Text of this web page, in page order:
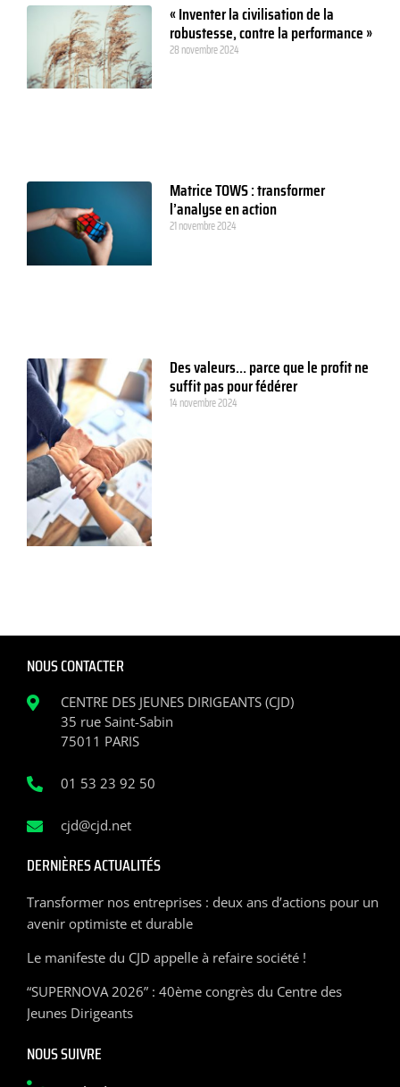
« Inventer la civilisation de la
robustesse, contre la performance »
28 novembre 2024
Matrice TOWS : transformer
l’analyse en action
21 novembre 2024
Des valeurs… parce que le profit ne
suffit pas pour fédérer
14 novembre 2024
NOUS CONTACTER
CENTRE DES JEUNES DIRIGEANTS (CJD)
35 rue Saint-Sabin
75011 PARIS
01 53 23 92 50
cjd@cjd.net
DERNIÈRES ACTUALITÉS
Transformer nos entreprises : deux ans d’actions pour un
avenir optimiste et durable
Le manifeste du CJD appelle à refaire société !
“SUPERNOVA 2026” : 40ème congrès du Centre des
Jeunes Dirigeants
NOUS SUIVRE